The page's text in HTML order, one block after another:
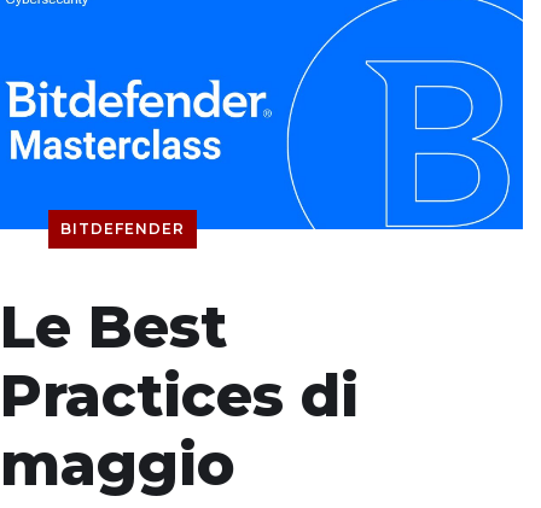
BITDEFENDER
Le Best
Practices di
maggio